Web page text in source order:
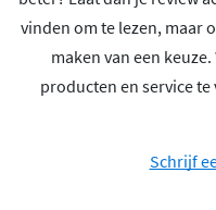
vinden om te lezen, maar
maken van een
producten en service
Schrijf